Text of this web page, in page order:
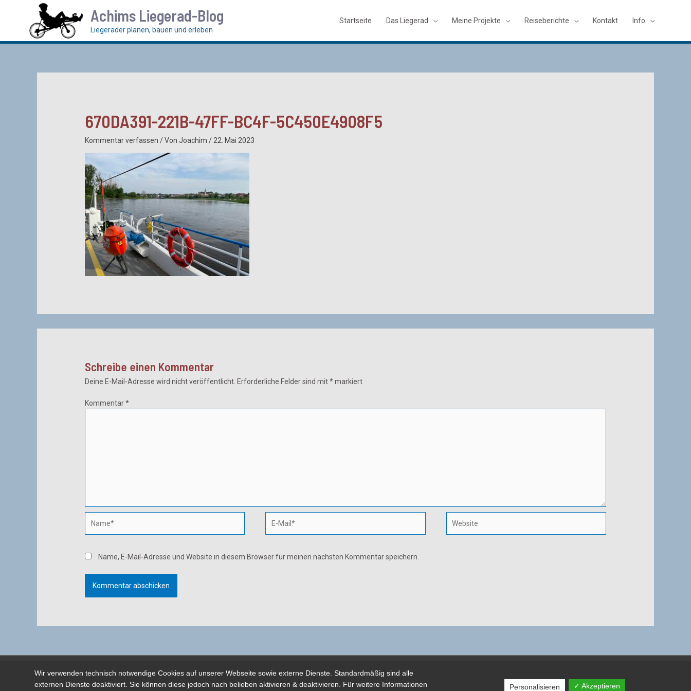
Achims Liegerad-Blog
Liegeräder planen, bauen und erleben
Startseite Das Liegerad Meine Projekte Reiseberichte Kontakt Info
670DA391-221B-47FF-BC4F-5C450E4908F5
Kommentar verfassen / VonJoachim/ 22. Mai 2023
Schreibe einen Kommentar
Deine E-Mail-Adresse wird nicht veröffentlicht. Erforderliche Felder sind mit*markiert
Kommentar*
Mail*
Name, E-Mail-Adresse und Website in diesem Browser für meinen nächsten Kommentar speichern.
Copyright © 2026 Joachim Wittkowski - Powered by sunnygames GmbH
Wir verwenden technisch notwendige Cookies auf unserer Webseite sowie externe Dienste. Standardmäßig sind alle
externen Dienste deaktiviert. Sie können diese jedoch nach belieben aktivieren & deaktivieren. Für weitere Informationen
✓ Akzeptieren
Personalisieren